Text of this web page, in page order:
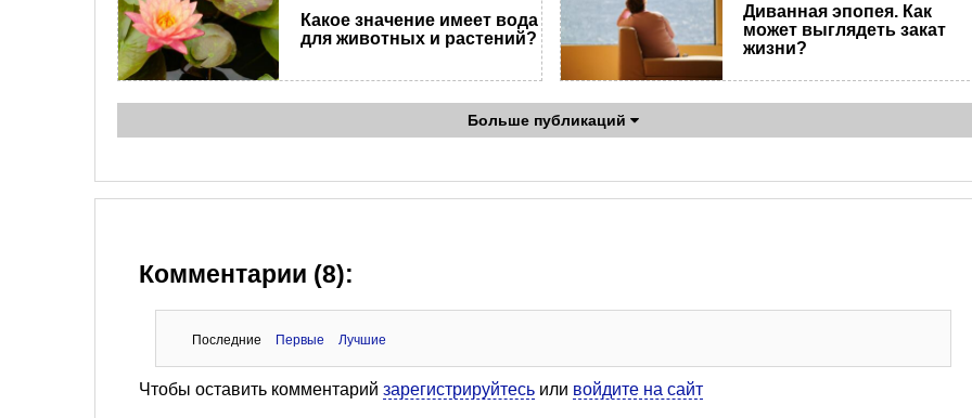
Какое значение имеет вода
для животных и растений?
Диванная эпопея. Как
может выглядеть закат
жизни?
Больше публикаций
Комментарии (8):
Последние Первые Лучшие
Чтобы оставить комментарий зарегистрируйтесь или войдите на сайт